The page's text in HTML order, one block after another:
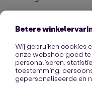
Betere
Wij gebruiken cookies
onze webshop goed
personaliseren,
toestemming,
gepersonaliseerde en